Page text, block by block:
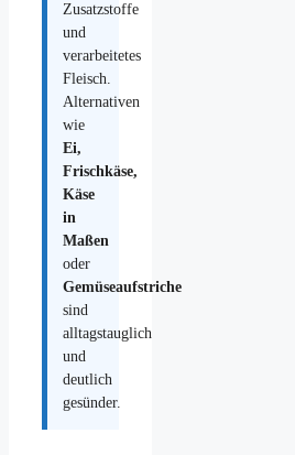
Zusatzstoffe
und
verarbeitetes
Fleisch.
Alternativen
wie
Ei,
Frischkäse,
Käse
in
Maßen
oder
Gemüseaufstriche
sind
alltagstauglich
und
deutlich
gesünder.